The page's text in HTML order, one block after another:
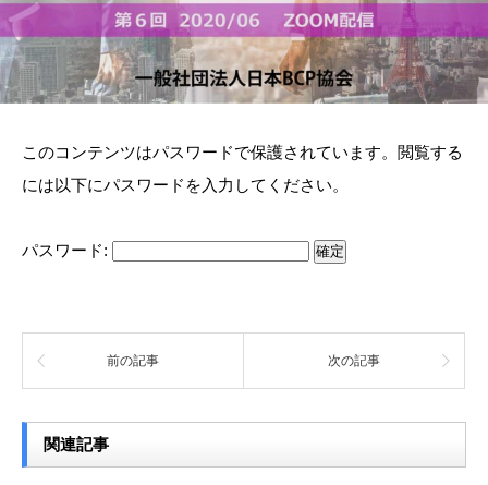
このコンテンツはパスワードで保護されています。閲覧する
には以下にパスワードを入力してください。
パスワード:
前の記事 次の記事
関連記事